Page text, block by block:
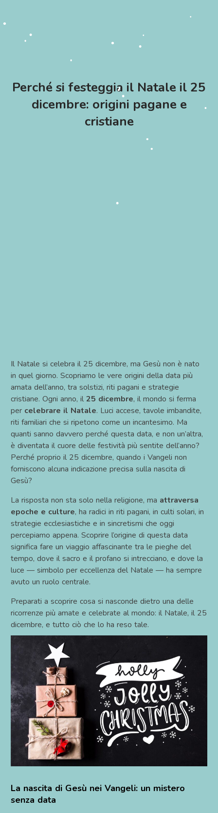
Perché si festeggia il Natale il 25
dicembre: origini pagane e
cristiane
Il Natale si celebra il 25 dicembre, ma Gesù non è nato
in quel giorno. Scopriamo le vere origini della data più
amata dell’anno, tra solstizi, riti pagani e strategie
cristiane. Ogni anno, il25 dicembre, il mondo si ferma
per celebrare il Natale. Luci accese, tavole imbandite,
riti familiari che si ripetono come un incantesimo. Ma
quanti sanno davvero perché questa data, e non un’altra,
è diventata il cuore delle festività più sentite dell’anno?
Perché proprio il 25 dicembre, quando i Vangeli non
forniscono alcuna indicazione precisa sulla nascita di
Gesù?
La risposta non sta solo nella religione, ma attraversa
epoche e culture, ha radici in riti pagani, in culti solari, in
strategie ecclesiastiche e in sincretismi che oggi
percepiamo appena. Scoprire l’origine di questa data
significa fare un viaggio affascinante tra le pieghe del
tempo, dove il sacro e il profano si intrecciano, e dove la
luce — simbolo per eccellenza del Natale — ha sempre
avuto un ruolo centrale.
Preparati a scoprire cosa si nasconde dietro una delle
ricorrenze più amate e celebrate al mondo: il Natale, il 25
dicembre, e tutto ciò che lo ha reso tale.
La nascita di Gesù nei Vangeli: un mistero
senza data
•
•
• •